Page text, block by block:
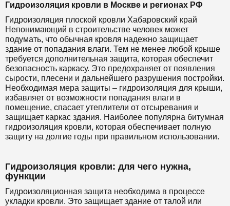
Гидроизоляция кровли в Москве и регионах РФ
Гидроизоляция плоской кровли Хабаровский край
Непонимающий в строительстве человек может
подумать, что обычная кровля надежно защищает
здание от попадания влаги. Тем не менее любой крыше
требуется дополнительная защита, которая обеспечит
безопасность каркасу. Это предохраняет от появления
сырости, плесени и дальнейшего разрушения постройки.
Необходимая мера защиты – гидроизоляция для крыши,
избавляет от возможности попадания влаги в
помещение, спасает утеплители от отсыревания и
защищает каркас здания. Наиболее популярна битумная
гидроизоляция кровли, которая обеспечивает полную
защиту на долгие годы при правильном использовании.
Гидроизоляция кровли: для чего нужна,
функции
Гидроизоляционная защита необходима в процессе
укладки кровли. Это защищает здание от талой или